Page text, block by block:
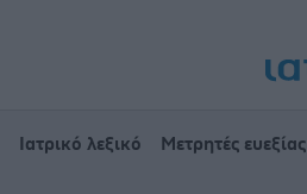
Ιατρικό λεξικό Μετρητές ευεξίας